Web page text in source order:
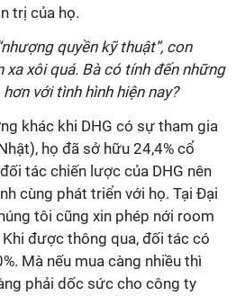
trị của họ.
quyền kỹ thuật”, con
xa xôi quá. Bà có tính đến những
với tình hình hiện nay?
khác khi DHG có sự tham gia
họ đã sở hữu 24,4% cổ
tác chiến lược của DHG nên
cùng phát triển với họ. Tại Đại
tôi cũng xin phép nới room
được thông qua, đối tác có
Mà nếu mua càng nhiều thì
phải dốc sức cho công ty